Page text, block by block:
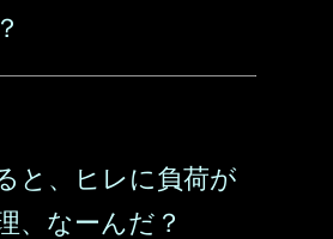
と、ヒレに負荷が
、なーんだ？